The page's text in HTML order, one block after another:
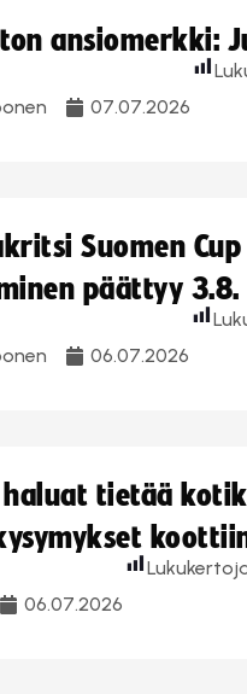
ansiomerkki:
07.07.2026
Suomen
päättyy 3.8.
06.07.2026
tietää
06.07.2026